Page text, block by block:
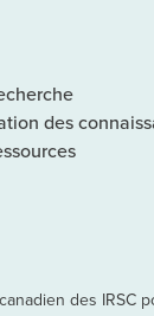
des
des IRSC